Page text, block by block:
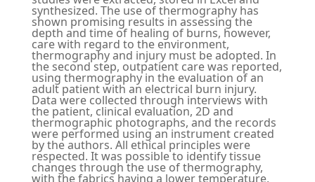
synthesized. The use of thermography has
shown promising results in assessing the
depth and time of healing of burns, however,
care with regard to the environment,
thermography and injury must be adopted. In
the second step, outpatient care was reported,
using thermography in the evaluation of an
adult patient with an electrical burn injury.
Data were collected through interviews with
the patient, clinical evaluation, 2D and
thermographic photographs, and the records
were performed using an instrument created
by the authors. All ethical principles were
respected. It was possible to identify tissue
changes through the use of thermography,
with the fabrics having a lower temperature,